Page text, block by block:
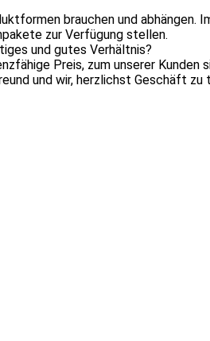
brauchen und abhängen.
zur Verfügung stellen.
und gutes Verhältnis?
Preis, zum unserer Kunden
und wir, herzlichst Geschäft